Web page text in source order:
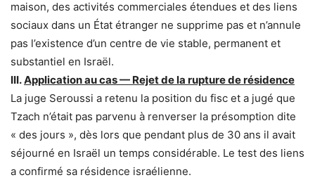
maison, des activités commerciales étendues et des liens
sociaux dans un État étranger ne supprime pas et n’annule
pas l’existence d’un centre de vie stable, permanent et
substantiel en Israël.
III.Application au cas — Rejet de la rupture de résidence
La juge Seroussi a retenu la position du fisc et a jugé que
Tzach n’était pas parvenu à renverser la présomption dite
« des jours », dès lors que pendant plus de 30 ans il avait
séjourné en Israël un temps considérable. Le test des liens
a confirmé sa résidence israélienne.